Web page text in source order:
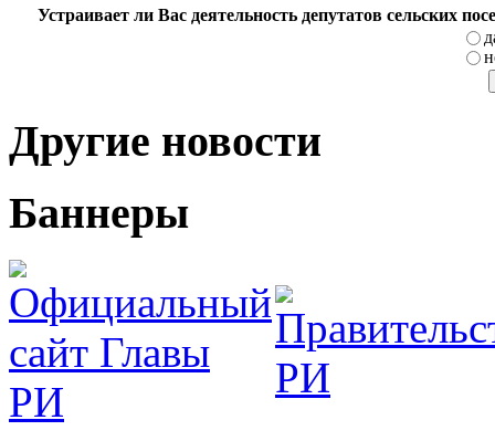
Устраивает ли Вас деятельность депутатов сельских
Другие новости
Баннеры